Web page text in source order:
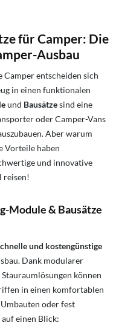
für Camper: Die
Ausbau
entscheiden sich
in einen funktionalen
und Bausätzesind eine
oder Camper-Vans
Aber warum
Vorteile haben
und innovative
reisen!
Module & Bausätze
und kostengünstige
Dank modularer
können
in einen komfortablen
oder fest
einen Blick: